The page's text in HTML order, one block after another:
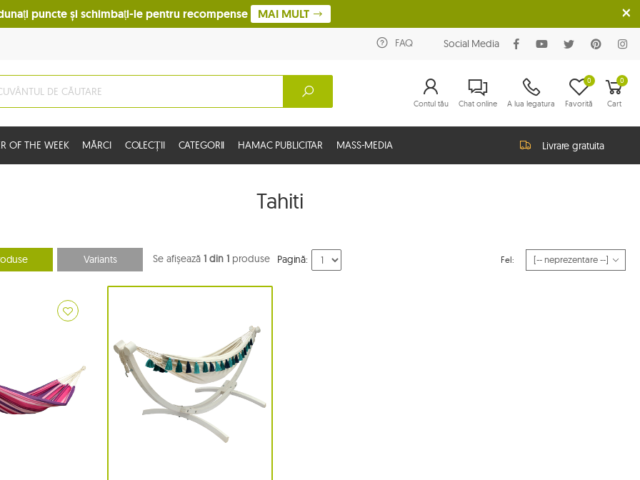
puncte și schimbați-le pentru recompense MAI MULT
FAQ Social Media
Contul tău Chat online A lua legatura Favorită
0 0
Cart
OF THE WEEK MĂRCI COLECȚII CATEGORII HAMAC PUBLICITAR MASS-MEDIA Livrare gratuita
Tahiti
Variants Se afișează 1 din 1 produse Pagină: Fel: